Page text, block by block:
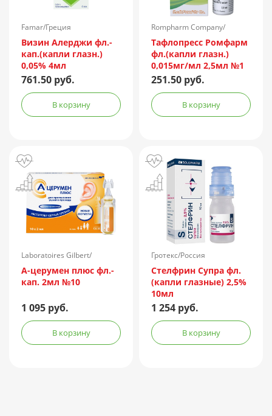
Famar/Греция
Визин Алерджи фл.-
кап.(капли глазн.)
0,05% 4мл
761.50 руб.
В корзину
Rompharm Company/
Румыния
Тафлопресс Ромфарм
фл.(капли глазн.)
0,015мг/мл 2,5мл №1
пач.карт.
251.50 руб.
В корзину
Laboratoires Gilbert/
Франция
А-церумен плюс фл.-
кап. 2мл №10
1 095 руб.
В корзину
Гротекс/Россия
Стелфрин Супра фл.
(капли глазные) 2,5%
10мл
1 254 руб.
В корзину